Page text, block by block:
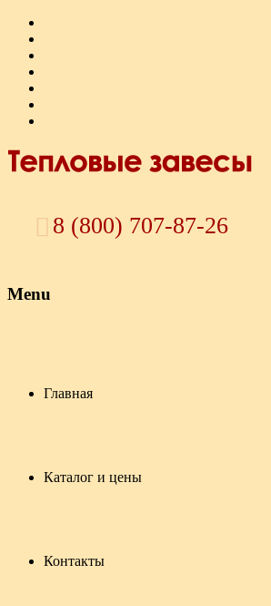
8 (800) 707-87-26
Menu
Главная
Каталог и цены
Контакты